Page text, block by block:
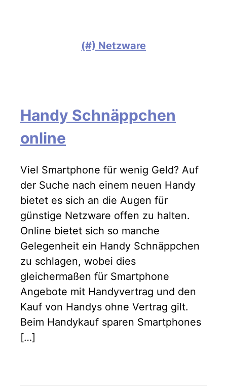
(#) Netzware
Handy Schnäppchen
online
Viel Smartphone für wenig Geld? Auf
der Suche nach einem neuen Handy
bietet es sich an die Augen für
günstige Netzware offen zu halten.
Online bietet sich so manche
Gelegenheit ein Handy Schnäppchen
zu schlagen, wobei dies
gleichermaßen für Smartphone
Angebote mit Handyvertrag und den
Kauf von Handys ohne Vertrag gilt.
Beim Handykauf sparen Smartphones
[…]